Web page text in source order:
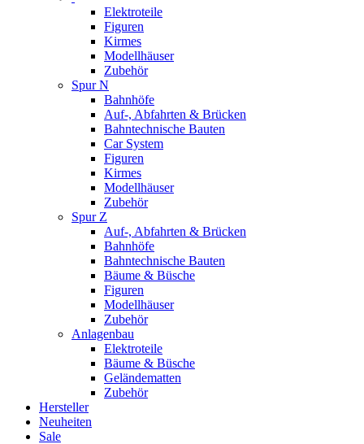
Elektroteile
Figuren
Kirmes
Modellhäuser
Zubehör
Spur N
Bahnhöfe
Auf-, Abfahrten & Brücken
Bahntechnische Bauten
Car System
Figuren
Kirmes
Modellhäuser
Zubehör
Spur Z
Auf-, Abfahrten & Brücken
Bahnhöfe
Bahntechnische Bauten
Bäume & Büsche
Figuren
Modellhäuser
Zubehör
Anlagenbau
Elektroteile
Bäume & Büsche
Geländematten
Zubehör
Hersteller
Neuheiten
Sale